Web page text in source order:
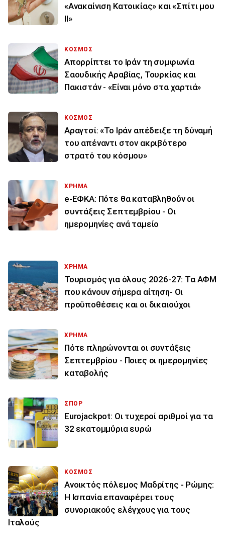
«Ανακαίνιση Κατοικίας» και «Σπίτι μου
ΙΙ»
ΚΟΣΜΟΣ
Απορρίπτει το Ιράν τη συμφωνία
Σαουδικής Αραβίας, Τουρκίας και
Πακιστάν - «Είναι μόνο στα χαρτιά»
ΚΟΣΜΟΣ
Αραγτσί: «Το Ιράν απέδειξε τη δύναμή
του απέναντι στον ακριβότερο
στρατό του κόσμου»
ΧΡΗΜΑ
e-ΕΦΚΑ: Πότε θα καταβληθούν οι
συντάξεις Σεπτεμβρίου - Οι
ημερομηνίες ανά ταμείο
ΧΡΗΜΑ
Τουρισμός για όλους 2026-27: Τα ΑΦΜ
που κάνουν σήμερα αίτηση- Οι
προϋποθέσεις και οι δικαιούχοι
ΧΡΗΜΑ
Πότε πληρώνονται οι συντάξεις
Σεπτεμβρίου - Ποιες οι ημερομηνίες
καταβολής
ΣΠΟΡ
Eurojackpot: Οι τυχεροί αριθμοί για τα
32 εκατoμμύρια ευρώ
ΚΟΣΜΟΣ
Ανοικτός πόλεμος Μαδρίτης - Ρώμης:
Η Ισπανία επαναφέρει τους
συνοριακούς ελέγχους για τους
Ιταλούς